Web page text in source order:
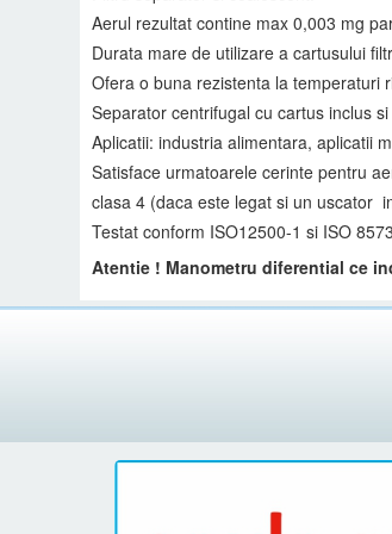
Aerul rezultat contine max 0,003 mg
Durata mare de utilizare a cartusului
Ofera o buna rezistenta la temperaturi
Separator centrifugal cu cartus inclus
Aplicatii: industria alimentara, aplicatii
Satisface urmatoarele cerinte pentru
clasa 4 (daca este legat si un uscator
Testat conform ISO12500-1 si ISO
Atentie ! Manometru diferential ce